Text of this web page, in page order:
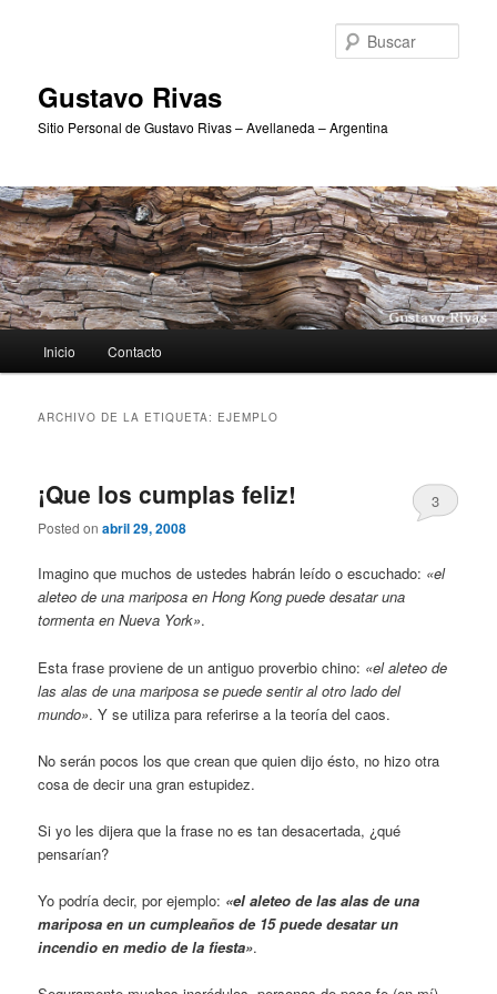
Gustavo Rivas
Sitio Personal de Gustavo Rivas – Avellaneda – Argentina
principal
Inicio Contacto
ARCHIVO DE LA ETIQUETA: EJEMPLO
¡Que los cumplas feliz!
Posted onabril 29, 2008
3
Imagino que muchos de ustedes habrán leído o escuchado: «el
aleteo de una mariposa en Hong Kong puede desatar una
tormenta en Nueva York».
Esta frase proviene de un antiguo proverbio chino: «el aleteo de
las alas de una mariposa se puede sentir al otro lado del
mundo». Y se utiliza para referirse a la teoría del caos.
No serán pocos los que crean que quien dijo ésto, no hizo otra
cosa de decir una gran estupidez.
Si yo les dijera que la frase no es tan desacertada, ¿qué
pensarían?
Yo podría decir, por ejemplo: «el aleteo de las alas de una
mariposa en un cumpleaños de 15 puede desatar un
incendio en medio de la fiesta».